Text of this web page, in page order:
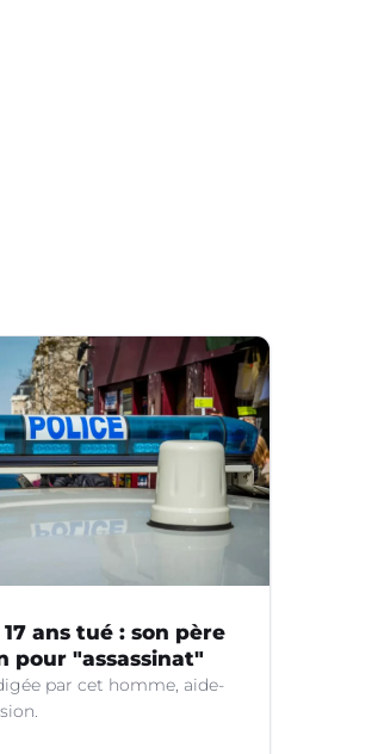
ans tué : son père
pour "assassinat"
par cet homme, aide-